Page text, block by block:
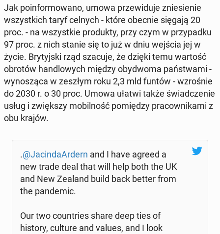
Jak po­in­for­mo­wa­no, umowa prze­wi­du­je znie­sie­nie
wszyst­kich taryf celnych - które obecnie sięgają 20
proc. - na wszyst­kie pro­duk­ty, przy czym w przy­pad­ku
97 proc. z nich stanie się to już w dniu wejścia jej w
życie. Bry­tyj­ski rząd szacuje, że dzięki temu wartość
obrotów han­dlo­wych między oby­dwo­ma pań­stwa­mi -
wy­no­szą­ca w zeszłym roku 2,3 mld funtów - wzro­śnie
do 2030 r. o 30 proc. Umowa ułatwi także świad­cze­nie
usług i zwięk­szy mo­bil­ność po­mię­dzy pra­cow­ni­ka­mi z
obu krajów.
.@Ja­cin­da­Ar­dern and I have agreed a
new trade deal that will help both the UK
and New Zealand build back better from
the pan­de­mic.
Our two co­un­tries share deep ties of
history, culture and values, and I look